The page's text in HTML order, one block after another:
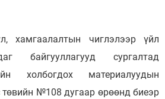
хамгаалалтын чиглэлээр үйл
байгууллагууд сургалтад
холбогдох материалуудын
төвийн №108 дугаар өрөөнд биеэр